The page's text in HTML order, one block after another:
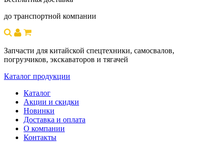
до транспортной компании
Запчасти для китайской спецтехники, самосвалов,
погрузчиков, экскаваторов и тягачей
Каталог продукции
Каталог
Акции и скидки
Новинки
Доставка и оплата
О компании
Контакты